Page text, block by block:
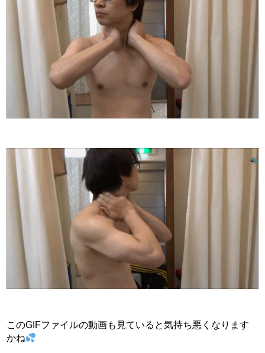
このGIFファイルの動画も見ていると気持ち悪くなります
かね